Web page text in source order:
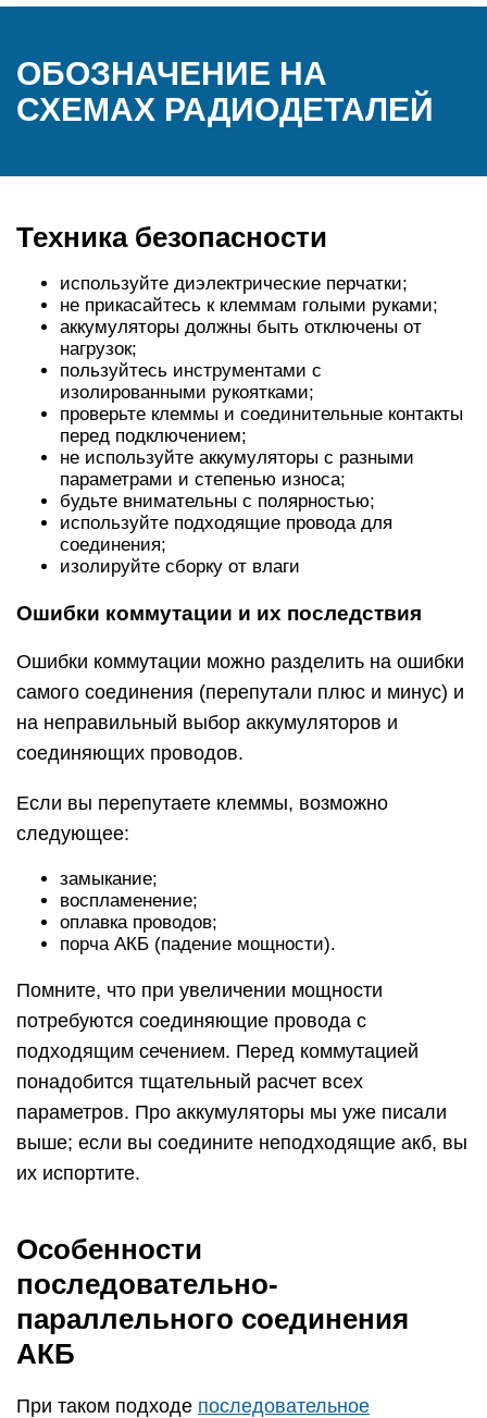
ОБОЗНАЧЕНИЕ НА
СХЕМАХ РАДИОДЕТАЛЕЙ
Техника безопасности
используйте диэлектрические перчатки;
не прикасайтесь к клеммам голыми руками;
аккумуляторы должны быть отключены от
нагрузок;
пользуйтесь инструментами с
изолированными рукоятками;
проверьте клеммы и соединительные контакты
перед подключением;
не используйте аккумуляторы с разными
параметрами и степенью износа;
будьте внимательны с полярностью;
используйте подходящие провода для
соединения;
изолируйте сборку от влаги
Ошибки коммутации и их последствия
Ошибки коммутации можно разделить на ошибки
самого соединения (перепутали плюс и минус) и
на неправильный выбор аккумуляторов и
соединяющих проводов.
Если вы перепутаете клеммы, возможно
следующее:
замыкание;
воспламенение;
оплавка проводов;
порча АКБ (падение мощности).
Помните, что при увеличении мощности
потребуются соединяющие провода с
подходящим сечением. Перед коммутацией
понадобится тщательный расчет всех
параметров. Про аккумуляторы мы уже писали
выше; если вы соедините неподходящие акб, вы
их испортите.
Особенности
последовательно-
параллельного соединения
АКБ
При таком подходе последовательное